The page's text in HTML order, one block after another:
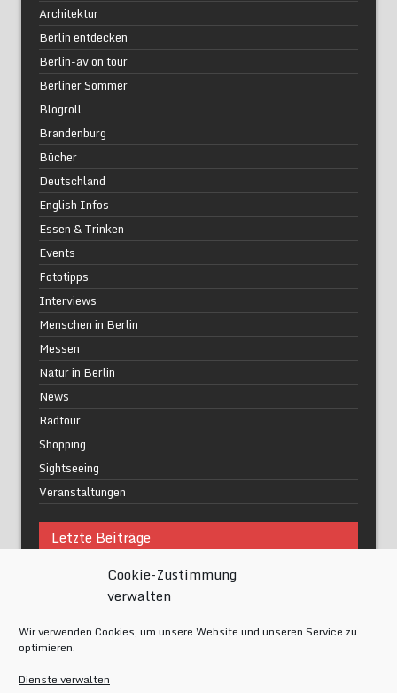
Cookie-Zustimmung
verwalten
Wir verwenden Cookies, um unsere Website und unseren Service zu
optimieren.
Dienste verwalten
Architektur
Berlin entdecken
Berlin-av on tour
Berliner Sommer
Blogroll
Brandenburg
Bücher
Deutschland
English Infos
Essen & Trinken
Events
Fototipps
Interviews
Menschen in Berlin
Messen
Natur in Berlin
News
Radtour
Shopping
Sightseeing
Veranstaltungen
Letzte Beiträge
Was macht urbane Lebensqualität wirklich aus?
Grüne Oasen in Berlin
Festival of Lights Berlin 2024
Gesund schlafen im modernen Alltag